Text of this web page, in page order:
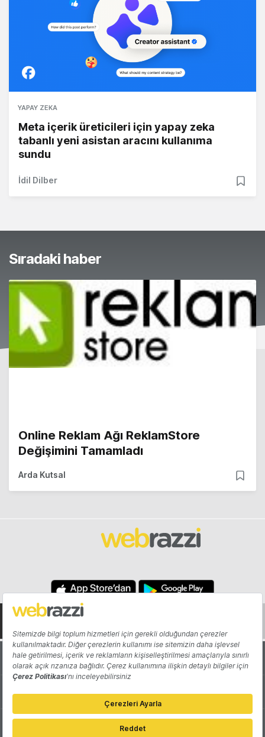
YAPAY ZEKA
Meta içerik üreticileri için yapay zeka
tabanlı yeni asistan aracını kullanıma
sundu
İdil Dilber
Sıradaki haber
Online Reklam Ağı ReklamStore
Değişimini Tamamladı
Arda Kutsal
Hakkında Yazarlar
Katkıda Bulun Reklam